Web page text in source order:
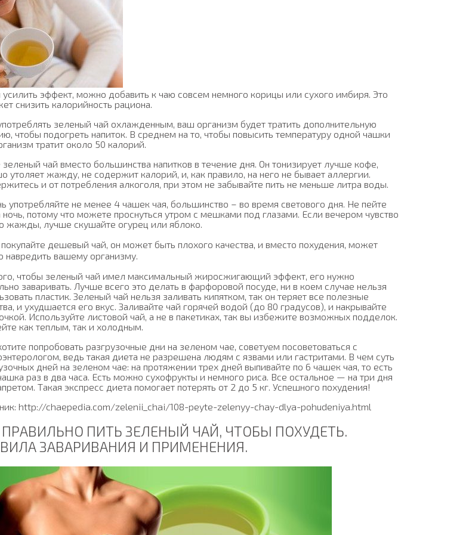
усилить эффект, можно добавить к чаю совсем немного корицы или сухого имбиря. Это
снизить калорийность рациона.
зеленый чай охлажденным, ваш организм будет тратить дополнительную
чтобы подогреть напиток. В среднем на то, чтобы повысить температуру одной чашки
тратит около 50 калорий.
зеленый чай вместо большинства напитков в течение дня. Он тонизирует лучше кофе,
утоляет жажду, не содержит калорий, и, как правило, на него не бывает аллергии.
и от потребления алкоголя, при этом не забывайте пить не меньше литра воды.
употребляйте не менее 4 чашек чая, большинство – во время светового дня. Не пейте
ночь, потому что можете проснуться утром с мешками под глазами. Если вечером чувство
жажды, лучше скушайте огурец или яблоко.
дешевый чай, он может быть плохого качества, и вместо похудения, может
навредить вашему организму.
чтобы зеленый чай имел максимальный жиросжигающий эффект, его нужно
заваривать. Лучше всего это делать в фарфоровой посуде, ни в коем случае нельзя
пластик. Зеленый чай нельзя заливать кипятком, так он теряет все полезные
и ухудшается его вкус. Заливайте чай горячей водой (до 80 градусов), и накрывайте
Используйте листовой чай, а не в пакетиках, так вы избежите возможных подделок.
как теплым, так и холодным.
попробовать разгрузочные дни на зеленом чае, советуем посоветоваться с
ведь такая диета не разрешена людям с язвами или гастритами. В чем суть
дней на зеленом чае: на протяжении трех дней выпивайте по 6 чашек чая, то есть
раз в два часа. Есть можно сухофрукты и немного риса. Все остальное — на три дня
Такая экспресс диета помогает потерять от 2 до 5 кг. Успешного похудения!
http://chaepedia.com/zelenii_chai/108-peyte-zelenyy-chay-dlya-pohudeniya.html
ПРАВИЛЬНО ПИТЬ ЗЕЛЕНЫЙ ЧАЙ, ЧТОБЫ ПОХУДЕТЬ.
ЗАВАРИВАНИЯ И ПРИМЕНЕНИЯ.